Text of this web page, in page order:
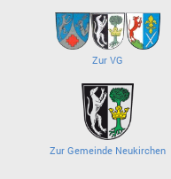
Zur VG
Zur Gemeinde Neukirchen